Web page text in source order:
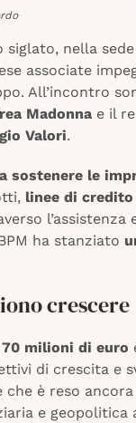
nella sede
associate
All’incontro
Madonna e il
Valori.
sostenere le
linee di credito
l’assistenza
ha stanziato
crescere
70 milioni di euro
di crescita e
che è reso
e geopolitica